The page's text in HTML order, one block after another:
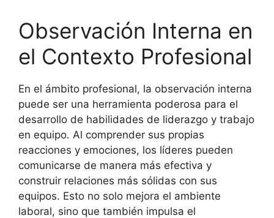
Observación Interna en
el Contexto Profesional
En el ámbito profesional, la observación interna
puede ser una herramienta poderosa para el
desarrollo de habilidades de liderazgo y trabajo
en equipo. Al comprender sus propias
reacciones y emociones, los líderes pueden
comunicarse de manera más efectiva y
construir relaciones más sólidas con sus
equipos. Esto no solo mejora el ambiente
laboral, sino que también impulsa el